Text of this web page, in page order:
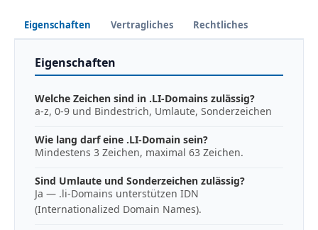
Eigenschaften Vertragliches Rechtliches
Eigenschaften
Welche Zeichen sind in .LI-Domains zulässig?
a-z, 0-9 und Bindestrich, Umlaute, Sonderzeichen
Wie lang darf eine .LI-Domain sein?
Mindestens 3 Zeichen, maximal 63 Zeichen.
Sind Umlaute und Sonderzeichen zulässig?
Ja — .li-Domains unterstützen IDN
(Internationalized Domain Names).